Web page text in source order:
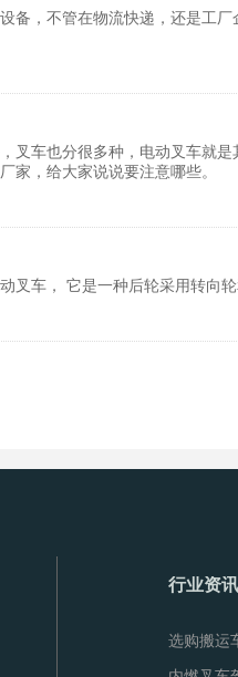
备，不管在物流快递，还是工
叉车也分很多种，电动叉车就
家，给大家说说要注意哪些。
叉车， 它是一种后轮采用转向
行业资讯
选购搬运